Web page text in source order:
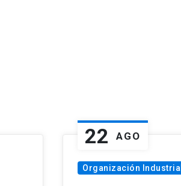
22 AGO
Organización Industrial